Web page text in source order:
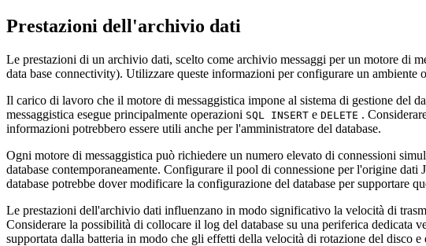
Prestazioni dell'archivio dati
Le prestazioni di un archivio dati, scelto come archivio messaggi per un motore di
data base connectivity). Utilizzare queste informazioni per configurare un ambiente
Il carico di lavoro che il motore di messaggistica impone al sistema di gestione del
messaggistica esegue principalmente operazioni SQL INSERT e DELETE .
informazioni potrebbero essere utili anche per l'amministratore del database.
Ogni motore di messaggistica può richiedere un numero elevato di connessioni
database contemporaneamente. Configurare il pool di connessione per l'origine
database potrebbe dover modificare la configurazione del database per supportare
Le prestazioni dell'archivio dati influenzano in modo significativo la velocità di
Considerare la possibilità di collocare il log del database su una periferica
supportata dalla batteria in modo che gli effetti della velocità di rotazione del